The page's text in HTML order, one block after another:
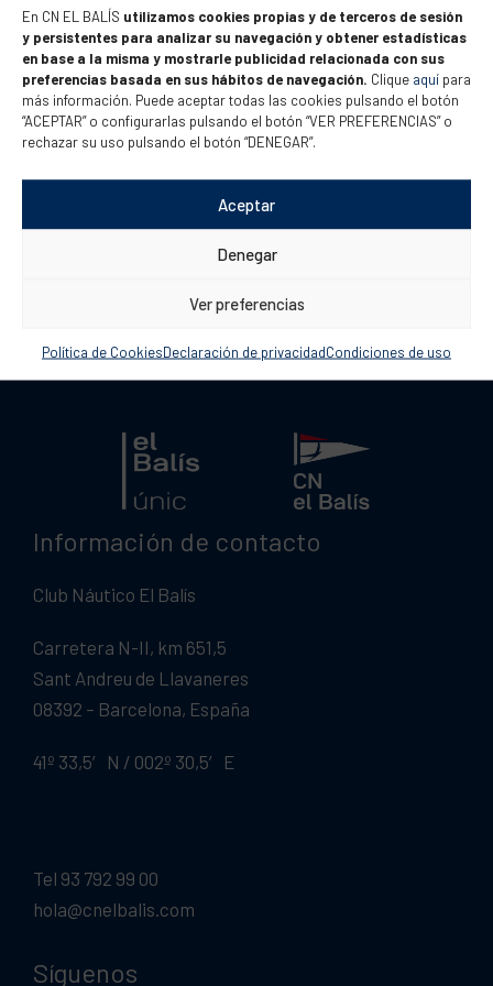
En CN EL BALÍS utilizamos cookies propias y de terceros de sesión
y persistentes para analizar su navegación y obtener estadísticas
en base a la misma y mostrarle publicidad relacionada con sus
preferencias basada en sus hábitos de navegación. Clique aquí para
más información. Puede aceptar todas las cookies pulsando el botón
“ACEPTAR” o configurarlas pulsando el botón “VER PREFERENCIAS” o
rechazar su uso pulsando el botón “DENEGAR”.
Aceptar
Denegar
Ver preferencias
Política de CookiesDeclaración de privacidadCondiciones de uso
Del 18 al 22 de diciembre se celebró una apasionante 43ª
Christmas Race con la destacada participación de la flota
de 420 de El Balís. A pesar de las condiciones fuertes de
viento y olas durante las primeras jornadas, el último día
no se disputó ninguna prueba por la falta absoluta de
Información de contacto
Club Náutico El Balís
Carretera N-II, km 651,5
Sant Andreu de Llavaneres
08392 – Barcelona, España
41º 33,5′ N / 002º 30,5′ E
Tel 93 792 99 00
hola@cnelbalis.com
Síguenos